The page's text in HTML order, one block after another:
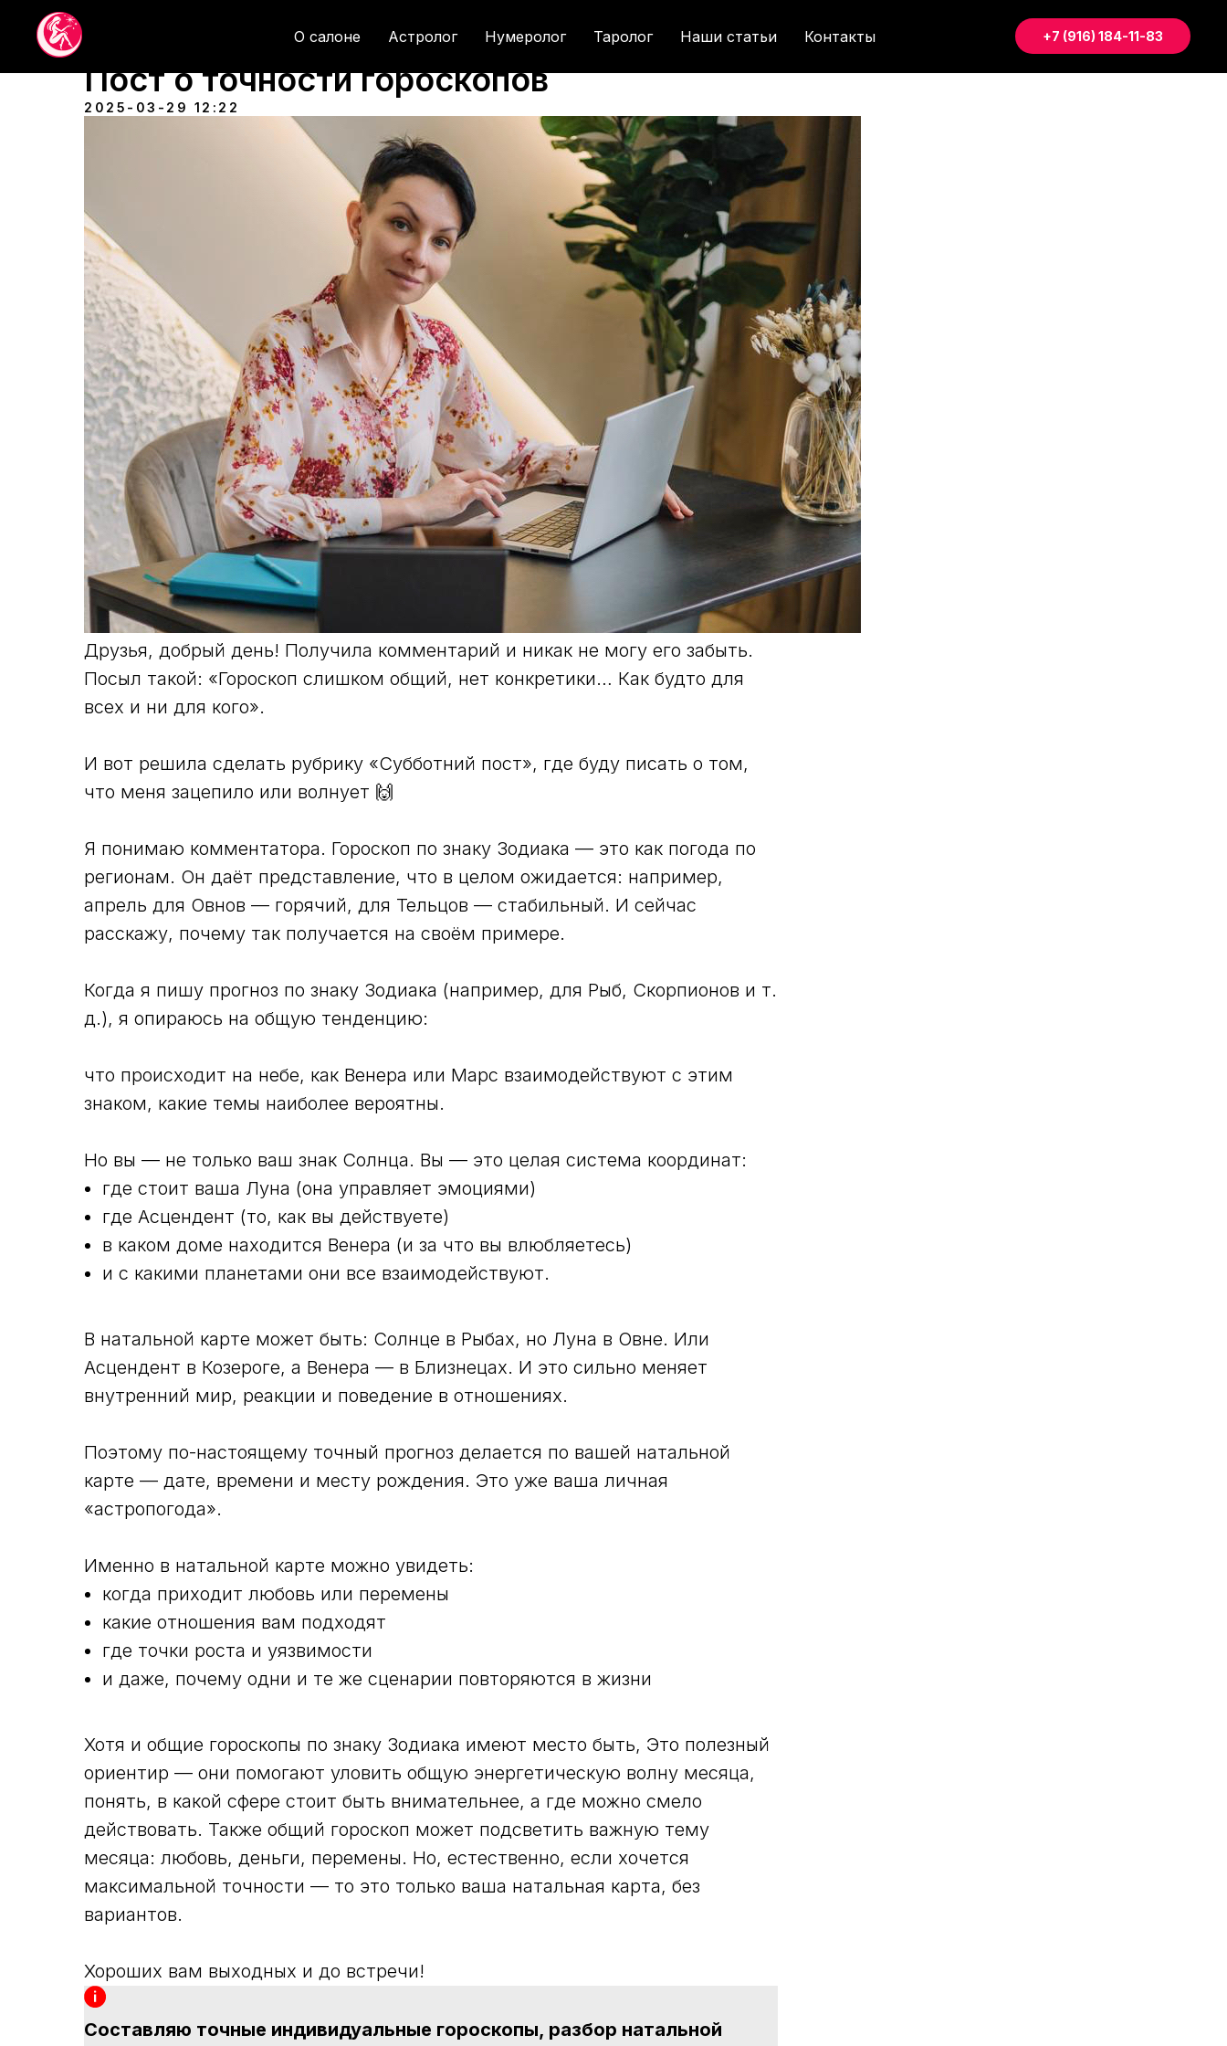
О салоне Астролог Нумеролог Таролог Наши статьи Контакты +7 (916) 184-11-83
Пост о точности гороскопов
2025-03-29 12:22
Друзья, добрый день! Получила комментарий и никак не могу его забыть.
Посыл такой: «Гороскоп слишком общий, нет конкретики… Как будто для
всех и ни для кого».
И вот решила сделать рубрику «Субботний пост», где буду писать о том,
что меня зацепило или волнует 🙌
Я понимаю комментатора. Гороскоп по знаку Зодиака — это как погода по
регионам. Он даёт представление, что в целом ожидается: например,
апрель для Овнов — горячий, для Тельцов — стабильный. И сейчас
расскажу, почему так получается на своём примере.
Когда я пишу прогноз по знаку Зодиака (например, для Рыб, Скорпионов и т.
д.), я опираюсь на общую тенденцию:
что происходит на небе, как Венера или Марс взаимодействуют с этим
знаком, какие темы наиболее вероятны.
Но вы — не только ваш знак Солнца. Вы — это целая система координат:
где стоит ваша Луна (она управляет эмоциями)
где Асцендент (то, как вы действуете)
в каком доме находится Венера (и за что вы влюбляетесь)
и с какими планетами они все взаимодействуют.
В натальной карте может быть: Солнце в Рыбах, но Луна в Овне. Или
Асцендент в Козероге, а Венера — в Близнецах. И это сильно меняет
внутренний мир, реакции и поведение в отношениях.
Поэтому по-настоящему точный прогноз делается по вашей натальной
карте — дате, времени и месту рождения. Это уже ваша личная
«астропогода».
Именно в натальной карте можно увидеть:
когда приходит любовь или перемены
какие отношения вам подходят
где точки роста и уязвимости
и даже, почему одни и те же сценарии повторяются в жизни
Хотя и общие гороскопы по знаку Зодиака имеют место быть, Это полезный
ориентир — они помогают уловить общую энергетическую волну месяца,
понять, в какой сфере стоит быть внимательнее, а где можно смело
действовать. Также общий гороскоп может подсветить важную тему
месяца: любовь, деньги, перемены. Но, естественно, если хочется
максимальной точности — то это только ваша натальная карта, без
вариантов.
Хороших вам выходных и до встречи!
Составляю точные индивидуальные гороскопы, разбор натальной